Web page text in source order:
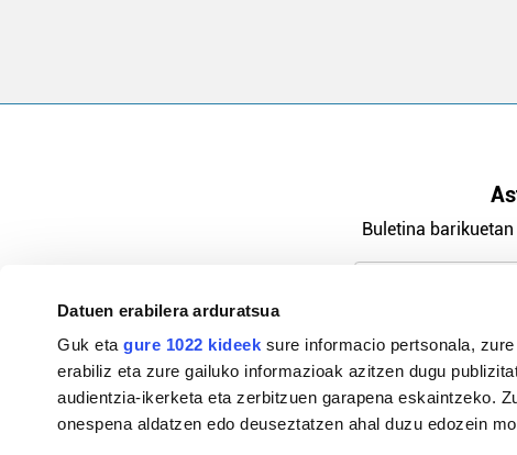
Datuen erabilera arduratsua
Guk etagure 1022 kideek sure informacio pertsonala,
erabiliz eta zure gailuko informazioak azitzen dugu
audientzia-ikerketa eta zerbitzuen garapena eskaintzeko.
onespena aldatzen edo deuseztatzen ahal duzu edozein
Buletina